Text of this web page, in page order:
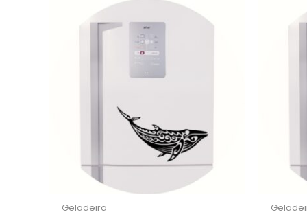
Geladeira